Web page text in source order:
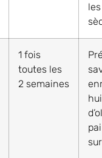
1 fois
toutes les
2 semaines